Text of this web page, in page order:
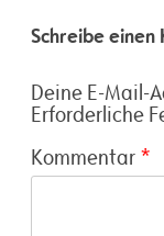
Schreibe einen
Deine E-Mail-
Erforderliche
Kommentar *